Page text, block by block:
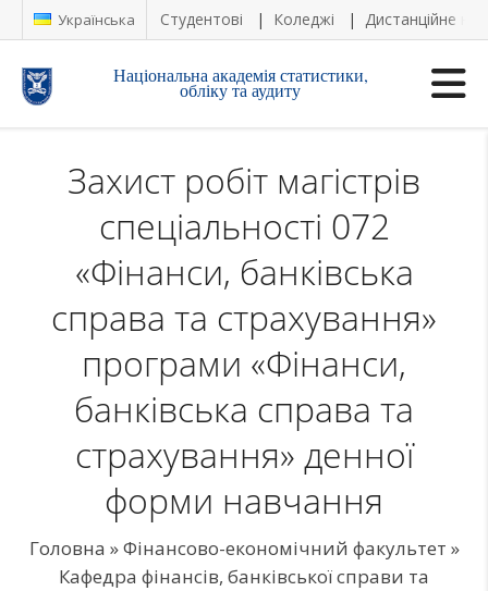
Українська Студентові Коледжі Дистанційне
Національна академія статистики,
обліку та аудиту
Захист робіт магістрів
спеціальності 072
«Фінанси, банківська
справа та страхування»
програми «Фінанси,
банківська справа та
страхування» денної
форми навчання
Головна »Фінансово-економічний факультет »
Кафедра фінансів, банківської справи та